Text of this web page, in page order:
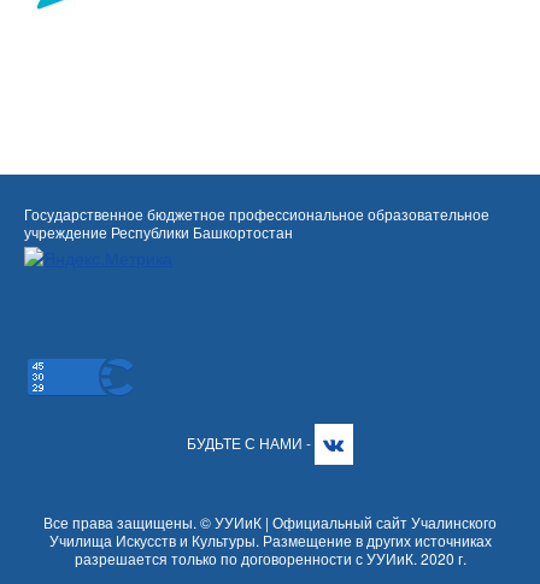
Государственное бюджетное профессиональное образовательное
учреждение Республики Башкортостан
БУДЬТЕ С НАМИ -
Все права защищены. © УУИиК | Официальный сайт Учалинского
Училища Искусств и Культуры. Размещение в других источниках
разрешается только по договоренности с УУИиК. 2020 г.